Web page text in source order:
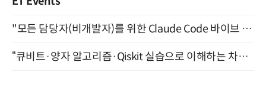
"모든 담당자(비개발자)를 위한 Claude Code 바이브 코딩 2-day 부트캠프" 9월 16~17일 개최
“큐비트·양자 알고리즘·Qiskit 실습으로 이해하는 차세대 컴퓨팅” (8/28)